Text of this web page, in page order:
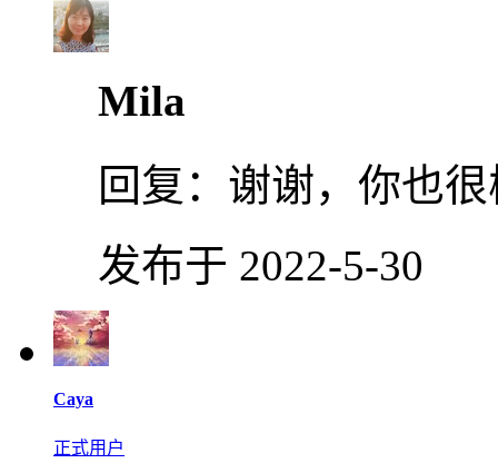
Mila
回复： 谢谢，你也
发布于 2022-5-30
Caya
正式用户